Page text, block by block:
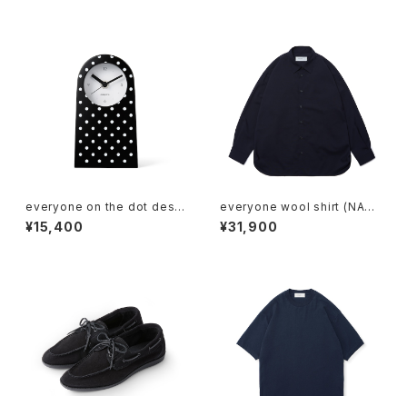
everyone on the dot desk
clock (BLACK/WHITE)
¥15,400
everyone wool shirt (NAV
Y)
¥31,900